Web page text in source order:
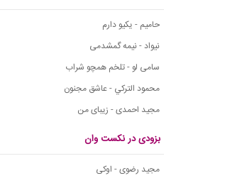
حامیم - یکیو دارم
نیواد - نیمه گمشدمی
سامی لو - تلخم همچو شراب
محمود التركي - عاشق مجنون
مجید احمدی - زیبای من
بزودی در نکست وان
مجید رضوی - اوکی